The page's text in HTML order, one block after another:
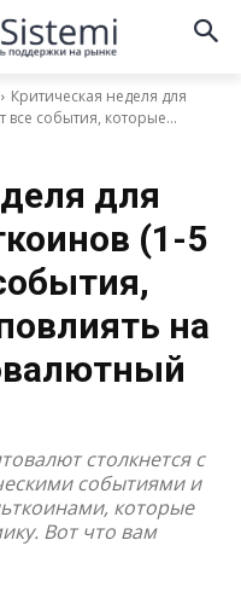
Критическая неделя для
все события, которые...
для
(1-5
на
столкнется с
событиями и
которые
Вот что вам